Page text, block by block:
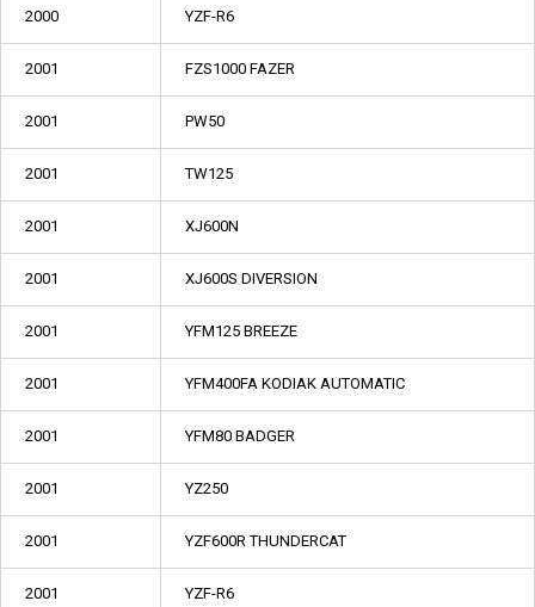
2000 YZF-R6
2001 FZS1000 FAZER
2001 PW50
2001 TW125
2001 XJ600N
2001 XJ600S DIVERSION
2001 YFM125 BREEZE
2001 YFM400FA KODIAK AUTOMATIC
2001 YFM80 BADGER
2001 YZ250
2001 YZF600R THUNDERCAT
2001 YZF-R6